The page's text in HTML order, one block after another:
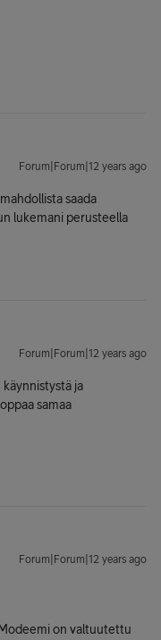
Forum|Forum|12 years ago
saada
lukemani perusteella
Forum|Forum|12 years ago
ja
samaa
Forum|Forum|12 years ago
on valtuutettu